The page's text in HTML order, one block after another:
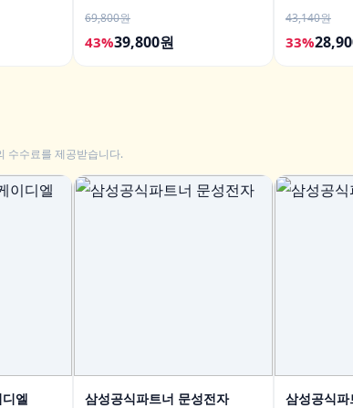
69,800원
43%39,800원
43,140원
33%
수수료를 제공받습니다.
엘 삼성공식파트너 문성전자 삼성공식